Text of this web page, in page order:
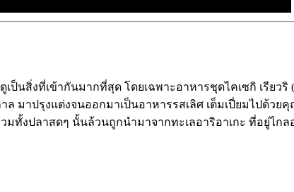
นสิ่งที่เข้ากันมากที่สุด โดยเฉพาะอาหารชุดไคเซกิ เรียวริ
มาปรุงแต่งจนออกมาเป็นอาหารรสเลิศ เต็มเปี่ยมไปด้ว
ทั้งปลาสดๆ นั้นล้วนถูกนำมาจากทะเลอาริอาเกะ ที่อยู่ไกล